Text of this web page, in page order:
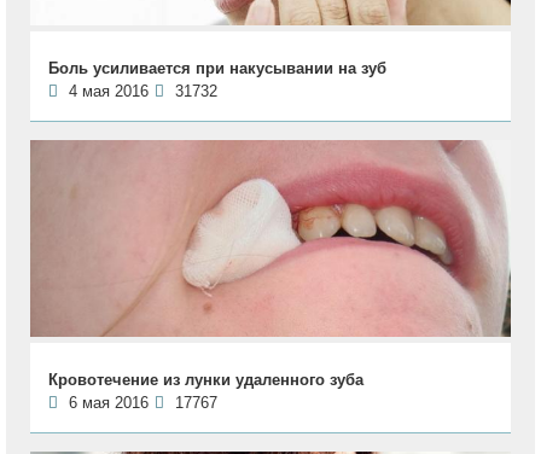
Боль усиливается при накусывании на зуб
4 мая 2016
31732
Кровотечение из лунки удаленного зуба
6 мая 2016
17767